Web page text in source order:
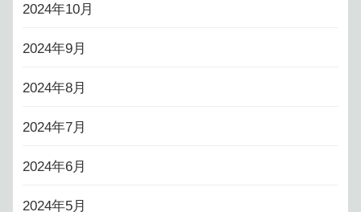
2024年10月
2024年9月
2024年8月
2024年7月
2024年6月
2024年5月